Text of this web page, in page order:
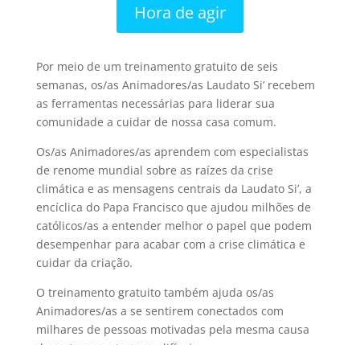
Hora de agir
Por meio de um treinamento gratuito de seis
semanas, os/as Animadores/as Laudato Si’ recebem
as ferramentas necessárias para liderar sua
comunidade a cuidar de nossa casa comum.
Os/as Animadores/as aprendem com especialistas
de renome mundial sobre as raízes da crise
climática e as mensagens centrais da Laudato Si’, a
encíclica do Papa Francisco que ajudou milhões de
católicos/as a entender melhor o papel que podem
desempenhar para acabar com a crise climática e
cuidar da criação.
O treinamento gratuito também ajuda os/as
Animadores/as a se sentirem conectados com
milhares de pessoas motivadas pela mesma causa